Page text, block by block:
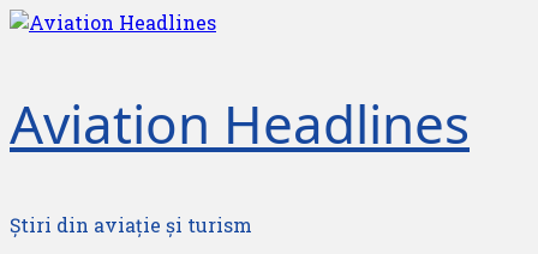
Skip
Aviation Headlines
Știri din aviație și turism